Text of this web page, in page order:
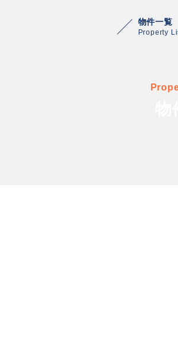
物件一覧
Property